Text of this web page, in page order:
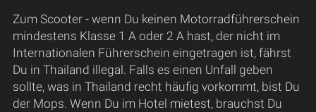
Zum Scooter - wenn Du keinen Motorradführerschein
mindestens Klasse 1 A oder 2 A hast, der nicht im
Internationalen Führerschein eingetragen ist, fährst
Du in Thailand illegal. Falls es einen Unfall geben
sollte, was in Thailand recht häufig vorkommt, bist Du
der Mops. Wenn Du im Hotel mietest, brauchst Du